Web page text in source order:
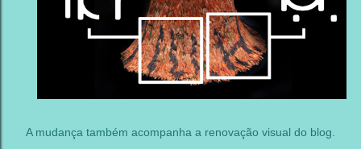
A mudança também acompanha a renovação visual do blog.